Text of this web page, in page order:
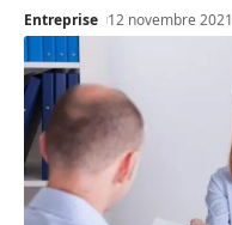
Entreprise 12 novembre 2021